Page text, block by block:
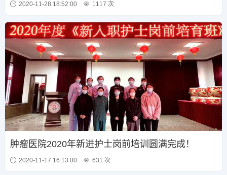
2020-11-28 18:52:00 1117 次
肿瘤医院2020年新进护士岗前培训圆满完成！
2020-11-17 16:13:00 631 次